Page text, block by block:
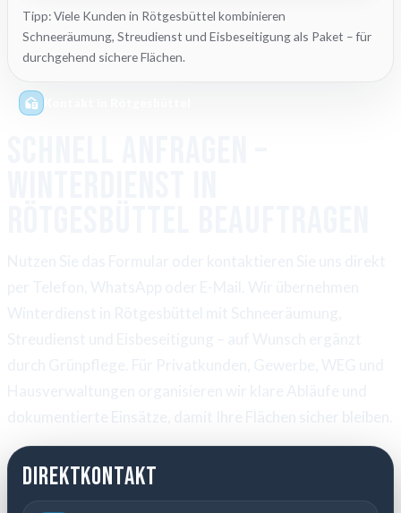
Tipp: Viele Kunden in Rötgesbüttel kombinieren
Schneeräumung, Streudienst und Eisbeseitigung als Paket – für
durchgehend sichere Flächen.
dokumentierte Einsätze, damit Ihre Flächen sicher bleiben.
Direktkontakt